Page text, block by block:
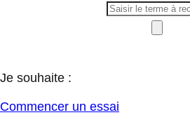
Je souhaite :
Commencer un essai